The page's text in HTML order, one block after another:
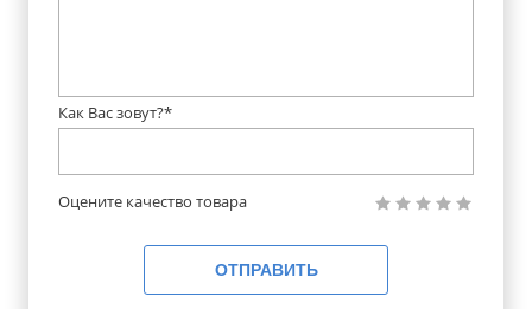
Как Вас зовут?*
Оцените качество товара
ОТПРАВИТЬ